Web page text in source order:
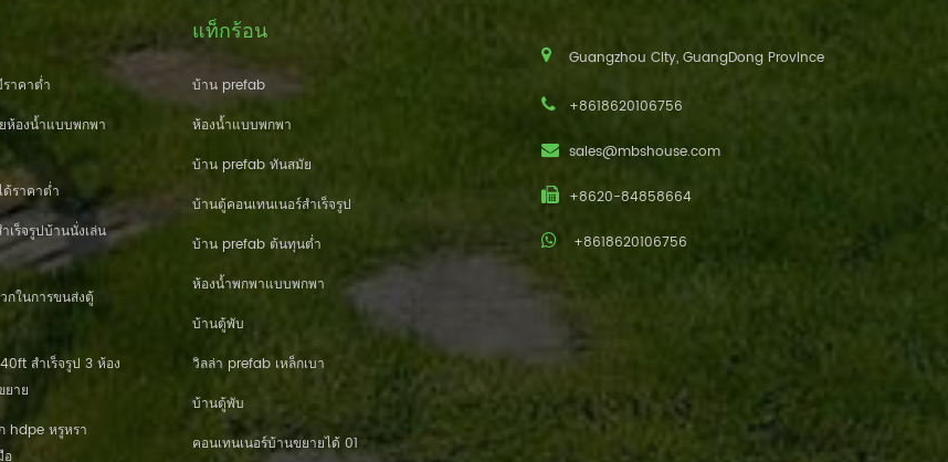
าคาต่ำ
ห้องน้ำแบบพกพา
ราคาต่ำ
ร็จรูปบ้านนั่งเล่น
กในการขนส่งตู้
สำเร็จรูป 3 ห้อง
ยาย
hdpe หรูหรา
อ
แท็กร้อน
บ้าน prefab
ห้องน้ำแบบพกพา
บ้าน prefab ทันสมัย
บ้านตู้คอนเทนเนอร์สำเร็จรูป
บ้าน prefab ต้นทุนต่ำ
ห้องน้ำพกพาแบบพกพา
บ้านตู้พับ
วิลล่า prefab เหล็กเบา
บ้านตู้พับ
คอนเทนเนอร์บ้านขยายได้ 01
Guangzhou City, GuangDong Province
+8618620106756
sales@mbshouse.com
+8620-84858664
+8618620106756